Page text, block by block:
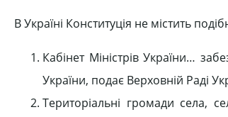
В Україні Конституція не містить
Кабінет Міністрів України…
України, подає Верховній Раді
Територіальні громади села,